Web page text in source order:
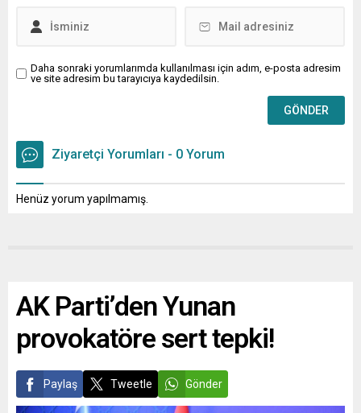
Daha sonraki yorumlarımda kullanılması için adım, e-posta adresim
ve site adresim bu tarayıcıya kaydedilsin.
Ziyaretçi Yorumları - 0 Yorum
Henüz yorum yapılmamış.
AK Parti’den Yunan
provokatöre sert tepki!
Paylaş Tweetle Gönder